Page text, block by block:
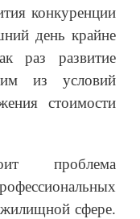
конкуренции
день крайне
раз развитие
из условий
стоимости
проблема
сфере.